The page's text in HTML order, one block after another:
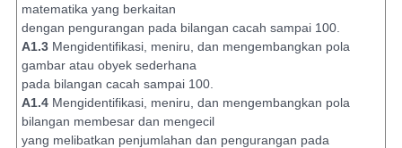
matematika yang berkaitan
dengan pengurangan pada bilangan cacah sampai 100.
A1.3 Mengidentifikasi, meniru, dan mengembangkan pola
gambar atau obyek sederhana
pada bilangan cacah sampai 100.
A1.4 Mengidentifikasi, meniru, dan mengembangkan pola
bilangan membesar dan mengecil
yang melibatkan penjumlahan dan pengurangan pada